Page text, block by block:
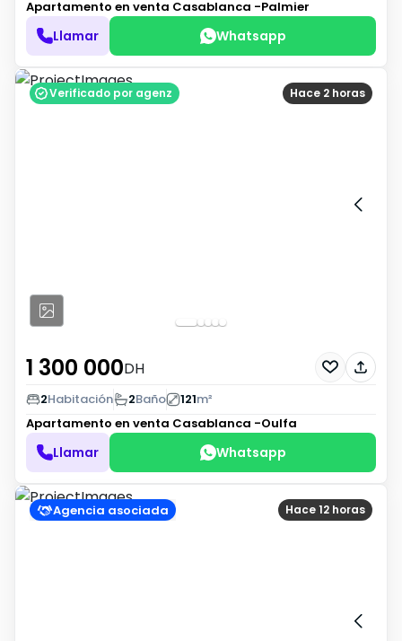
Apartamento en venta Casablanca -Palmier
Llamar Whatsapp
Hace 2 horas
Verificado por agenz
1 300 000DH
2Habitación 2Baño 121m²
Apartamento en venta Casablanca -Oulfa
Llamar Whatsapp
Hace 12 horas
Agencia asociada